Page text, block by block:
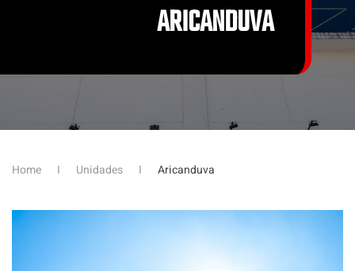
ARICANDUVA
Home Unidades Aricanduva